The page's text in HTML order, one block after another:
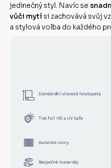
jedinečný styl. Navíc se
vůči mytí si zachovává svůj
a stylová volba do každého